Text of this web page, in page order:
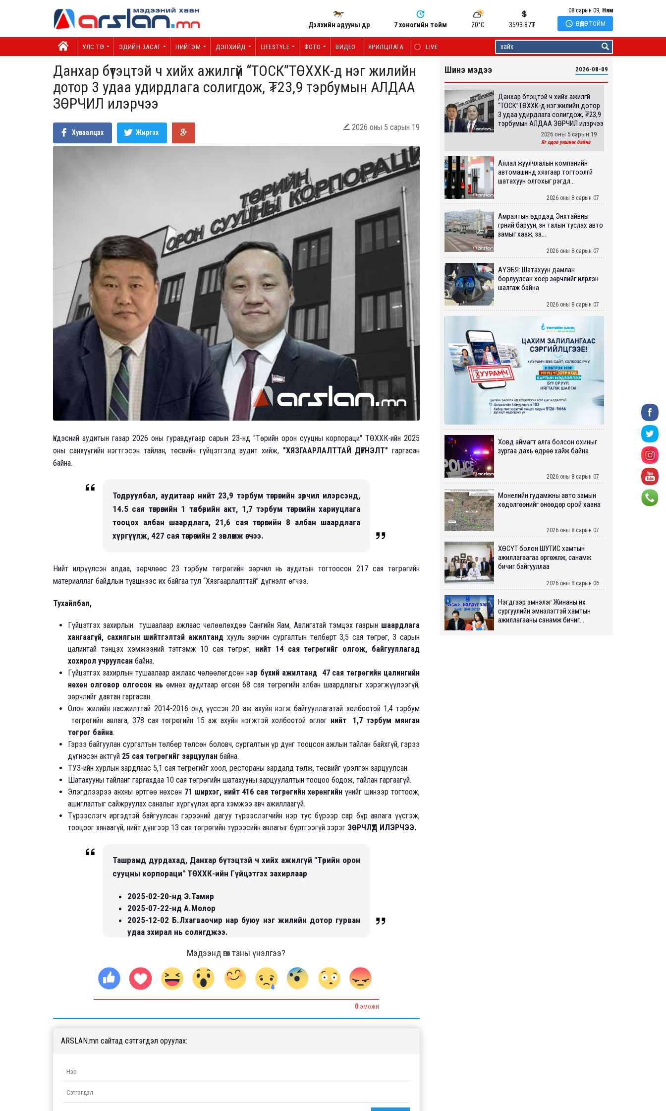
Дэлхийн адууны өдөр 7 хоногийн тойм 20°C 3593.87₮
08 сарын 09, Ням
 ӨНӨӨДӨР ТОЙМ
УЛС ТӨР ЭДИЙН ЗАСАГ НИЙГЭМ ДЭЛХИЙД LIFESTYLE ФОТО ВИДЕО ЯРИЛЦЛАГА LIVE
Данхар бүтэцтэй ч хийх ажилгүй “ТОСК”ТӨХХК-д нэг жилийн
дотор 3 удаа удирдлага солигдож, ₮23,9 тэрбумын АЛДАА
ЗӨРЧИЛ илэрчээ
Хуваалцах Жиргэх
 2026 оны 5 сарын 19
Үндэсний аудитын газар 2026 оны гуравдугаар сарын 23-нд "Төрийн орон сууцны корпораци" ТӨХХК-ийн 2025
оны санхүүгийн нэгтгэсэн тайлан, төсвийн гүйцэтгэлд аудит хийж,"ХЯЗГААРЛАЛТТАЙ ДҮГНЭЛТ" гаргасан
байна.
Тодруулбал, аудитаар нийт 23,9 тэрбум төгрөгийн зөрчил илэрсэнд,
14.5 сая төгрөгийн 1 төлбөрийн акт, 1,7 тэрбум төгрөгийн хариуцлага
тооцох албан шаардлага, 21,6 сая төгрөгийн 8 албан шаардлага
хүргүүлж, 427 сая төгрөгийн 2 зөвлөмж өгчээ.
Нийт илрүүлсэн алдаа, зөрчлөөс 23 тэрбум төгрөгийн зөрчил нь аудитын тогтоосон 217 сая төгрөгийн
материаллаг байдлын түвшнээс их байгаа тул “Хязгаарлалттай” дүгнэлт өгчээ.
Тухайлбал,
Гүйцэтгэх захирлын тушаалаар ажлаас чөлөөлөхдөө Сангийн Яам, Авлигатай тэмцэх газрын шаардлага
хангаагүй, сахилгын шийтгэлтэй ажилтанд хууль зөрчин сургалтын төлбөрт 3,5 сая төгрөг, 3 сарын
цалинтай тэнцэх хэмжээний тэтгэмж 10 сая төгрөг, нийт 14 сая төгрөгийг олгож, байгууллагад
хохирол учруулсан байна.
Гүйцэтгэх захирлын тушаалаар ажлаас чөлөөлөгдсөн нэр бүхий ажилтанд 47 сая төгрөгийн цалингийн
нөхөн олговор олгосон ньөмнөх аудитаар өгсөн 68 сая төгрөгийн албан шаардлагыг хэрэгжүүлээгүй,
зөрчлийг давтан гаргасан.
Олон жилийн насжилттай 2014-2016 онд үүссэн 20 аж ахуйн нэгж байгууллагатай холбоотой 1,4 тэрбум
төгрөгийн авлага, 378 сая төгрөгийн 15 аж ахуйн нэгжтэй холбоотой өглөгнийт 1,7 тэрбум мянган
төгрөг байна.
Гэрээ байгуулан сургалтын төлбөр төлсөн боловч, сургалтын үр дүнг тооцсон ажлын тайлан байхгүй, гэрээ
дүгнэсэн актгүй 25 сая төгрөгийг зарцуулан байна.
ТУЗ-ийн хурлын зардлаас 5,1 сая төгрөгийг хоол, рестораны зардалд төлж, төсвийг үрэлгэн зарцуулсан.
Шатахууны тайланг гаргахдаа 10 сая төгрөгийн шатахууны зарцуулалтын тооцоо бодож, тайлан гаргаагүй.
Элэгдлээрээ анхны өртгөө нөхсөн 71 ширхэг, нийт 416 сая төгрөгийн хөрөнгийн үнийг шинээр тогтоож,
ашиглалтыг сайжруулах саналыг хүргүүлэх арга хэмжээ авч ажиллаагүй.
Түрээслэгч иргэдтэй байгуулсан гэрээний дагуу түрээслэгчийн нэр тус бүрээр сар бүр авлага үүсгэж,
тооцоог хянаагүй, нийт дүнгээр 13 сая төгрөгийн түрээсийн авлагыг бүртгээгүй зэрэг ЗӨРЧЛҮҮД ИЛЭРЧЭЭ.
Ташрамд дурдахад, Данхар бүтэцтэй ч хийх ажилгүй "Төрийн орон
сууцны корпораци" ТӨХХК-ийн Гүйцэтгэх захирлаар
2025-02-20-нд Э.Тамир
2025-07-22-нд А.Молор
2025-12-02 Б.Лхагваочир нар буюу нэг жилийн дотор гурван
удаа зхирал нь солигджээ.
Мэдээнд өгөх таны үнэлгээ?
0 ЭМОЖИ
ARSLAN.mn сайтад сэтгэгдэл оруулах:
Шинэ мэдээ 2026-08-09
Данхар бүтэцтэй ч хийх ажилгүй
“ТОСК”ТӨХХК-д нэг жилийн дотор
3 удаа удирдлага солигдож, ₮23,9
тэрбумын АЛДАА ЗӨРЧИЛ илэрчээ
2026 оны 5 сарын 19
Яг одоо уншиж байна
Аялал жуулчлалын компанийн
автомашинд хязгаар тогтоолгүй
шатахуун олгохыг үүрэгдл...
2026 оны 8 сарын 07
Амралтын өдрүүдэд Энхтайвны
гүүрний баруун, зүүн талын туслах авто
замыг хааж, за...
2026 оны 8 сарын 07
АҮЭБЯ: Шатахуун дамлан
борлуулсан хоёр зөрчлийг илрүүлэн
шалгаж байна
2026 оны 8 сарын 07
Ховд аймагт алга болсон охиныг
зургаа дахь өдрөө хайж байна
2026 оны 8 сарын 07
Монелийн гудамжны авто замын
хөдөлгөөнийг өнөөдөр орой хаана
2026 оны 8 сарын 07
ХӨСҮТ болон ШУТИС хамтын
ажиллагаагаа өргөжүүлж, санамж
бичиг байгууллаа
2026 оны 8 сарын 06
Нэгдүгээр эмнэлэг Жинаны их
сургуулийн эмнэлэгтэй хамтын
ажиллагааны санамж бичиг...